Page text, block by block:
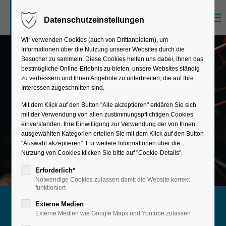
Der Eintrag "offcanvas-col1" existiert leider
nicht.
Der Eintrag "offcanvas-col2" existiert leider
nicht.
Der Eintrag "offcanvas-col3" existiert leider
nicht.
Der Eintrag "offcanvas-col4" existiert leider
nicht.
Digitalisieren Sie Ihre Prozesse
Datenschutzeinstellungen
Wir verwenden Cookies (auch von Drittanbietern), um
Informationen über die Nutzung unserer Websites durch die
Besucher zu sammeln. Diese Cookies helfen uns dabei, Ihnen das
bestmögliche Online-Erlebnis zu bieten, unsere Websites ständig
zu verbessern und Ihnen Angebote zu unterbreiten, die auf Ihre
Interessen zugeschnitten sind.
Mit dem Klick auf den Button "Alle akzeptieren" erklären Sie sich
mit der Verwendung von allen zustimmungspflichtigen Cookies
einverstanden. Ihre Einwilligung zur Verwendung der von Ihnen
ausgewählten Kategorien erteilen Sie mit dem Klick auf den Button
"Auswahl akzeptieren". Für weitere Informationen über die
Nutzung von Cookies klicken Sie bitte auf "Cookie-Details".
Erforderlich*
Notwendige Cookies zulassen damit die Website korrekt
funktioniert
Externe Medien
Externe Medien wie Google Maps und Youtube zulassen